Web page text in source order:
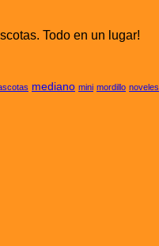
Todo en un lugar!
mediano mini mordillo noveles